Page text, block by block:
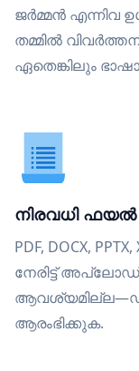
ജർമ്മൻ എന്നിവ
തമ്മിൽ
ഏതെങ്കിലും
നിരവധി
PDF, DOCX,
നേരിട്ട്
ആരംഭിക്കുക.